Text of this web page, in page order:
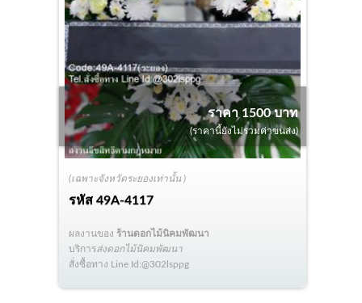
(เฉพาะจังหวัดระยองเท่านั้น )
รหัส49A-4117
ราคา 1500 บาท
(ราคานี้ยังไม่รวมค่าขนส่ง)
ผลงานของ ร้านดอกไม้นิคมพัฒนา
บริการส่งดอกไม้นิคมพัฒนา
สั่งซื้อทาง Line Id:@302lsppg